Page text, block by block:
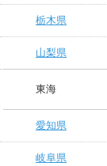
栃木県
山梨県
東海
愛知県
岐阜県